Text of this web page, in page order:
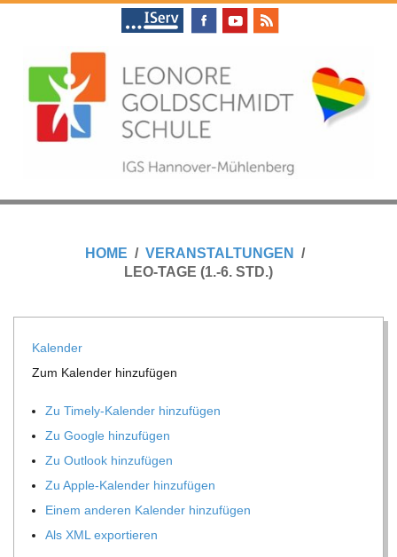
L
N
O
R
E
HOME
VERANSTALTUNGEN
LEO-TAGE (1.-6. STD.)
Kalen­der
Zum Kalen­der hinzufügen
Zu Timely-Kalen­der hinzufügen
Zu Google hinzufügen
Zu Out­look hinzufügen
Zu Apple-Kalen­der hinzufügen
Einem ande­ren Kalen­der hinzufügen
Als XML exportieren